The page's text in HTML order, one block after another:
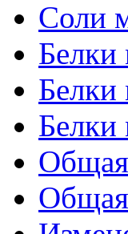
Соли
Белки
Белки
Белки
Общая
Общая